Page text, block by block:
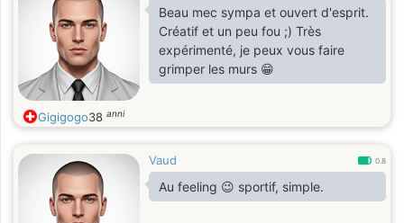
Beau mec sympa et ouvert d'esprit.
Créatif et un peu fou ;) Très
expérimenté, je peux vous faire
grimper les murs 😁
Gigigogo38 anni
Vaud 0.8
Au feeling 😉 sportif, simple.